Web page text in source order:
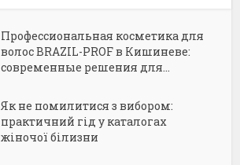
Профессиональная косметика для
волос BRAZIL-PROF в Кишиневе:
современные решения для...
Як не помилитися з вибором:
практичний гід у каталогах
жіночої білизни